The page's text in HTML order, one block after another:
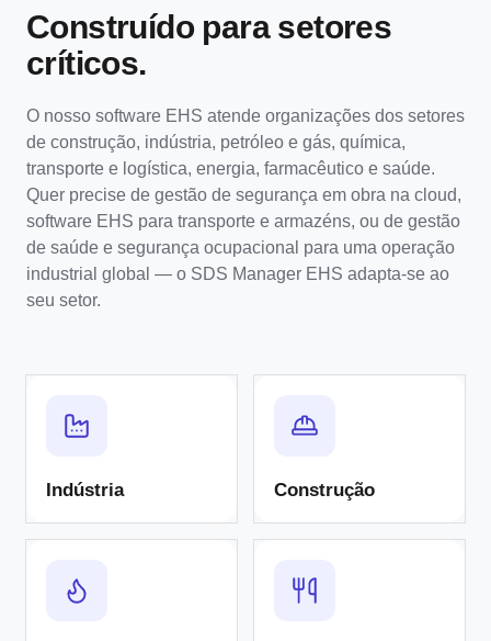
Construído para setores
críticos.
O nosso software EHS atende organizações dos setores
de construção, indústria, petróleo e gás, química,
transporte e logística, energia, farmacêutico e saúde.
Quer precise de gestão de segurança em obra na cloud,
software EHS para transporte e armazéns, ou de gestão
de saúde e segurança ocupacional para uma operação
industrial global — o SDS Manager EHS adapta-se ao
seu setor.
Indústria Construção